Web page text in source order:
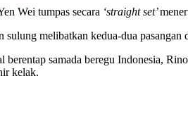
Wei tumpas secara ‘straight set’
melibatkan kedua-dua pasangan
samada beregu Indonesia,
kelak.